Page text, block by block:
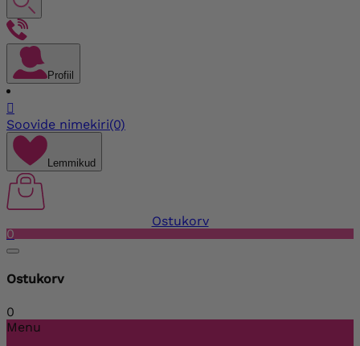
Profiil

Soovide nimekiri(0)
Lemmikud
Ostukorv
0
Ostukorv
0
Menu